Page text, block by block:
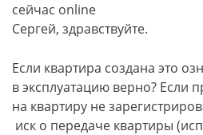
сейчас online
Сергей, здравствуйте.
Если квартира создана это
в эксплуатацию верно? Если
на квартиру не
иск о передаче квартиры